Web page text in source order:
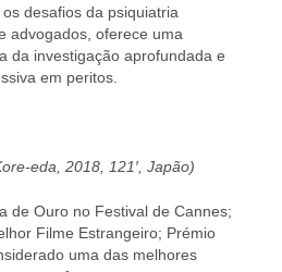
desafios da psiquiatria
advogados, oferece uma
da investigação aprofundada e
em peritos.
eda, 2018, 121′, Japão)
de Ouro no Festival de Cannes;
Filme Estrangeiro; Prémio
uma das melhores